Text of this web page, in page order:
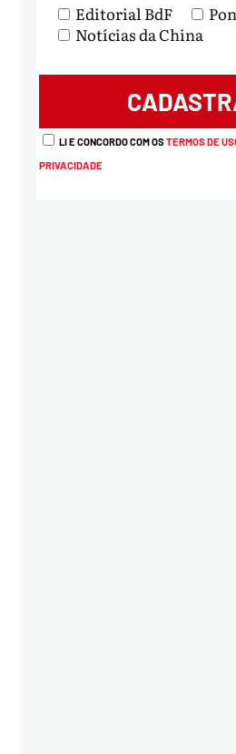
Editorial BdF
Notícias da China
LI E CONCORDO COM OSTERMOS DE
PRIVACIDADE